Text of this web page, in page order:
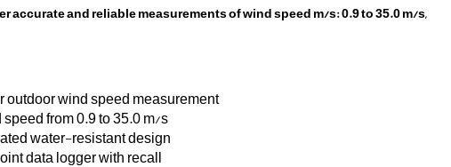
accurate and reliable measurements of wind speed m/s: 0.9 to 35.0 m/s,
High Reliability Measurement: Designed for outdoor wind speed measurement